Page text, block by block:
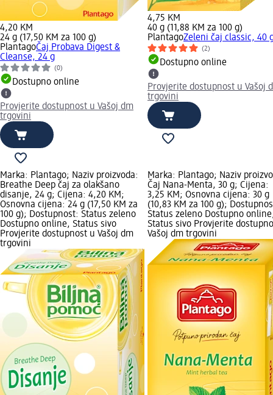
4,20 KM
24 g (17,50 KM za 100 g)
PlantagoČaj Probava Digest &
Cleanse, 24 g
(0)
Dostupno online
Provjerite dostupnost u Vašoj dm
trgovini
4,75 KM
40 g (11,88 KM za 100 g)
PlantagoZeleni čaj classic, 40
(2)
Dostupno online
Provjerite dostupnost u Vašoj
trgovini
Marka: Plantago; Naziv proizvoda:
Breathe Deep čaj za olakšano
disanje, 24 g; Cijena: 4,20 KM;
Osnovna cijena: 24 g (17,50 KM za
100 g); Dostupnost: Status zeleno
Dostupno online, Status sivo
Provjerite dostupnost u Vašoj dm
trgovini
Marka: Plantago; Naziv
Čaj Nana-Menta, 30 g; Cijena:
3,25 KM; Osnovna cijena: 30 g
(10,83 KM za 100 g);
Status zeleno Dostupno
Status sivo Provjerite
Vašoj dm trgovini